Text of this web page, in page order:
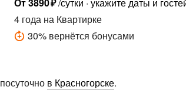
4 года на Квартирке
30% вернётся бонусами
в Красногорске.